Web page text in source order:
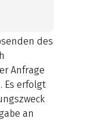
des
Anfrage
Es erfolgt
an